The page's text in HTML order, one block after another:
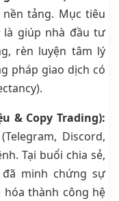
tảng. Mục tiêu
giúp nhà đầu tư
rèn luyện tâm lý
pháp giao dịch có
& Copy Trading):
Discord,
Tại buổi chia sẻ,
minh chứng sự
thành công hệ